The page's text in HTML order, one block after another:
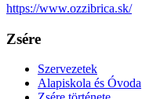
https://www.ozzibrica.sk/
Zsére
Szervezetek
Alapiskola és Óvoda